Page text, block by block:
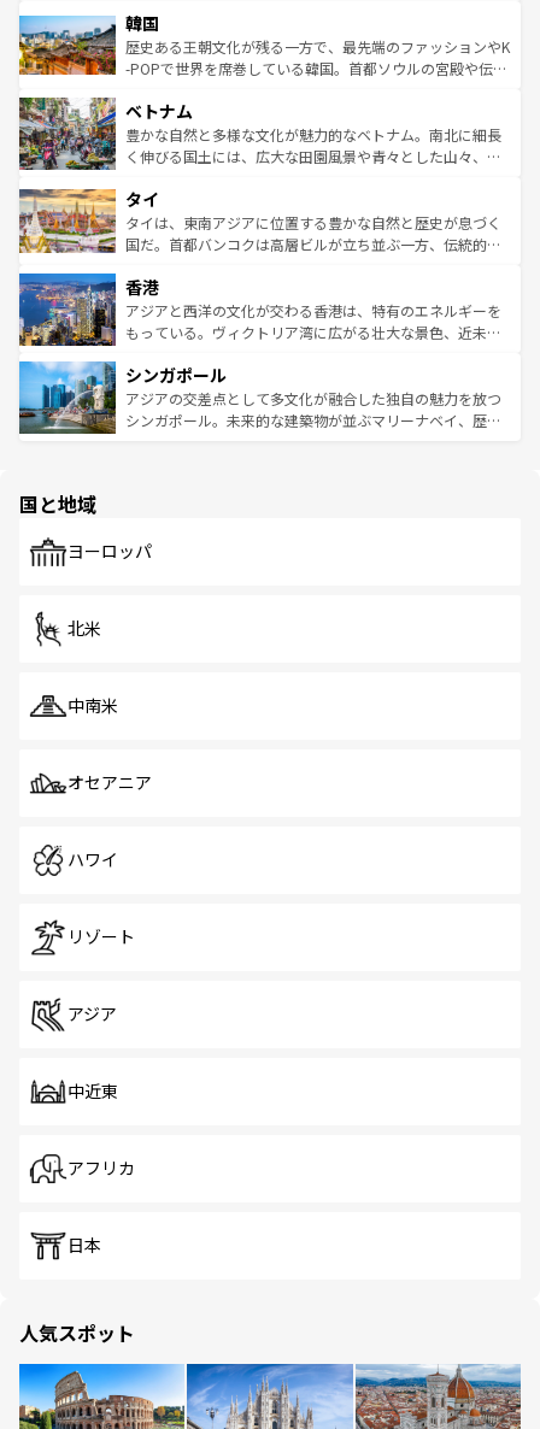
ワイを、存分に味わってほしい。 なお、新着のハワイ情報
はコンテンツ一覧を参照してほしい。
いる。アクティビティも充実しており、サーフィンやダイ
ビング、ハイキングなど、アウトドア好きにはたまらな
い。オーストラリアの多彩な魅力を存分に味わいつくそ
参照してほしい。
ン）、静ひつな山岳地帯である台湾東部など、都市の喧騒
と山間の静けさが共存しており、訪れる人に新しい発見と
驚きをもたらしてくれる。また、奥深い台湾の食文化も魅
容にもいいと評判のスイーツなど、バラエティ豊かな料理
が味わえる。 なお、新着の台湾情報は コンテンツ一覧を参
照してほしい。
韓国
歴史ある王朝文化が残る一方で、最先端のファッションやK
-POPで世界を席巻している韓国。首都ソウルの宮殿や伝統
き、地方に足を延ばせば四季折々の自然美を楽しむことが
できる。そして、キムチや焼肉、絶品のストリートフード
まで、さまざまな韓国料理が待っている。夜には、韓国な
リティに包まれながら、韓国の多彩な魅力を心ゆくまで味
わってみてほしい。 なお、新着の韓国情報はコンテンツ一
覧を参照してほしい。
ベトナム
豊かな自然と多様な文化が魅力的なベトナム。南北に細長
く伸びる国土には、広大な田園風景や青々とした山々、世
急速な発展と共に伝統が息づく。ハノイの古い町並みやホ
ーチミン市のフランス統治時代の建物も、独特の雰囲気を
醸し出している。また、バラエティの豊かさとおいしさで
とつ。フォーやバインミー、ベトナムコーヒーなどは、ぜ
ひ現地で味わいたい。どの地域を訪れてもあたたかい人々
が旅行者を迎えてくれるので、きっと忘れられない旅にな
参照してほしい。
タイ
タイは、東南アジアに位置する豊かな自然と歴史が息づく
国だ。首都バンコクは高層ビルが立ち並ぶ一方、伝統的な
の活気が交差している。北部ではチェンマイなどの山岳地
帯で自然と触れ合い、南部ではプーケットやクラビの美し
いビーチでリゾート気分を楽しむことができる。タイ料理
激する。気候は一年中温暖で、どの季節にも異なる楽しみ
が待っている。親しみやすいタイの人々、仏教を中心とし
た文化、そして多様な観光資源が、訪れる旅人を魅了し続
香港
アジアと西洋の文化が交わる香港は、特有のエネルギーを
もっている。ヴィクトリア湾に広がる壮大な景色、近未来
み、どこを訪れても感動するはず。観光スポットが密集し
ており、効率よく見どころを回れるのも魅力。息をのむよ
うな絶景から文化的な体験まで、香港を存分に楽しみ尽く
シンガポール
アジアの交差点として多文化が融合した独自の魅力を放つ
シンガポール。未来的な建築物が並ぶマリーナベイ、歴史
で、ホーカーズは地元の風情を楽しめる外せないスポット
国と地域
ヨーロッパ
北米
中南米
オセアニア
ハワイ
リゾート
アジア
中近東
アフリカ
日本
人気スポット